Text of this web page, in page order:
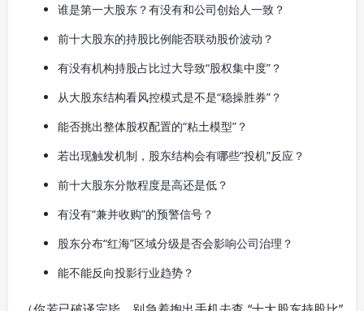
谁是第一大股东？有没有和公司创始人一致？
前十大股东的持股比例能否联动股价波动？
有没有机构持股占比过大导致“股权集中度”？
从大股东结构看风控模式是不是“稳操胜券”？
能否挑出整体股权配置的“粘土模型”？
若出现触发机制，股东结构会有哪些“投机”反应？
前十大股东分散程度是高还是低？
有没有“兼并收购”的预警信号？
股东分布“红海”区域分级是否会影响公司治理？
能不能反向投影行业趋势？